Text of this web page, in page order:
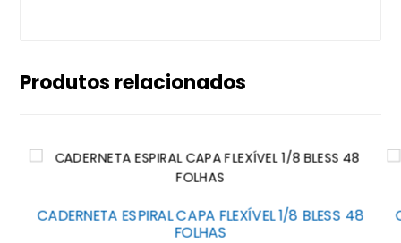
Produtos relacionados
CADERNETA ESPIRAL CAPA FLEXÍVEL 1/8 BLESS 48
FOLHAS